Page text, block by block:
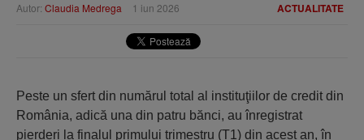
ACTUALITATE
Autor: Claudia Medrega 1 iun 2026
Peste un sfert din numărul total al instituţiilor de credit din
România, adică una din patru bănci, au înregistrat
pierderi la finalul primului trimestru (T1) din acest an, în